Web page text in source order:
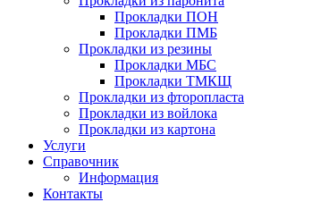
Прокладки ПОН
Прокладки ПМБ
Прокладки из резины
Прокладки МБС
Прокладки ТМКЩ
Прокладки из фторопласта
Прокладки из войлока
Прокладки из картона
Услуги
Справочник
Информация
Контакты